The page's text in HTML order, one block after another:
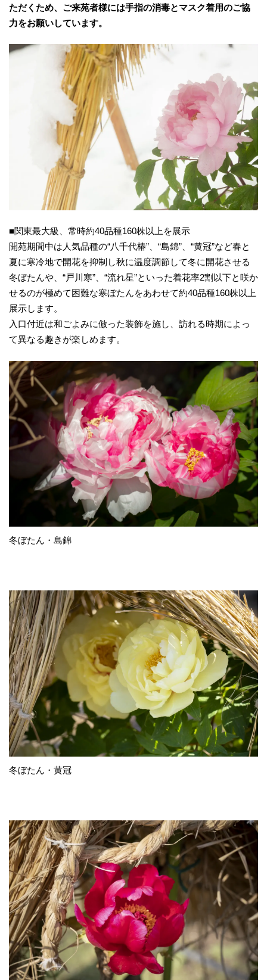
ただくため、ご来苑者様には手指の消毒とマスク着用のご協
力をお願いしています。
■関東最大級、常時約40品種160株以上を展示
開苑期間中は人気品種の“八千代椿”、“島錦”、“黄冠”など春と
夏に寒冷地で開花を抑制し秋に温度調節して冬に開花させる
冬ぼたんや、“戸川寒”、“流れ星”といった着花率2割以下と咲か
せるのが極めて困難な寒ぼたんをあわせて約40品種160株以上
展示します。
入口付近は和ごよみに倣った装飾を施し、訪れる時期によっ
て異なる趣きが楽しめます。
冬ぼたん・島錦
冬ぼたん・黄冠